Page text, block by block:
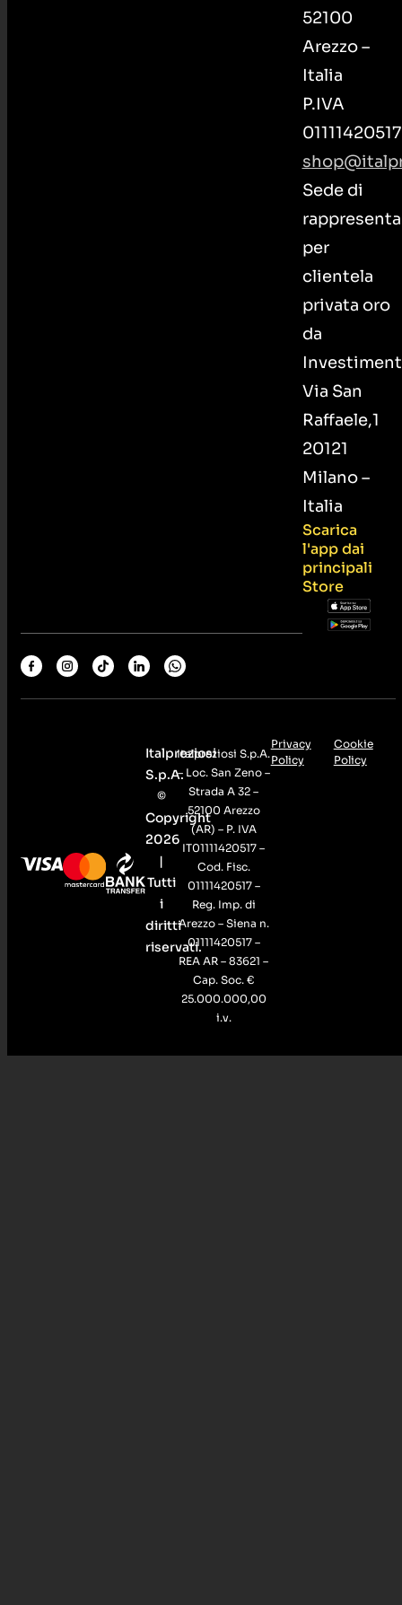
52100
Arezzo –
Italia
P.IVA
01111420517
Sede di
per
clientela
privata oro
da
Via San
Raffaele,1
20121
Milano –
Italia
Scarica
l'app dai
principali
Store
Italpreziosi
S.p.A.
©
Copyright
2026
|
Tutti
i
diritti
riservati.
Italpreziosi S.p.A.
– Loc. San Zeno –
Strada A 32 –
52100 Arezzo
(AR) – P. IVA
IT01111420517 –
Cod. Fisc.
01111420517 –
Reg. Imp. di
Arezzo – Siena n.
01111420517 –
REA AR – 83621 –
Cap. Soc. €
25.000.000,00
i.v.
Privacy
Policy
Cookie
Policy